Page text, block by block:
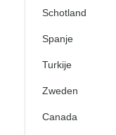
Schotland
Spanje
Turkije
Zweden
Canada